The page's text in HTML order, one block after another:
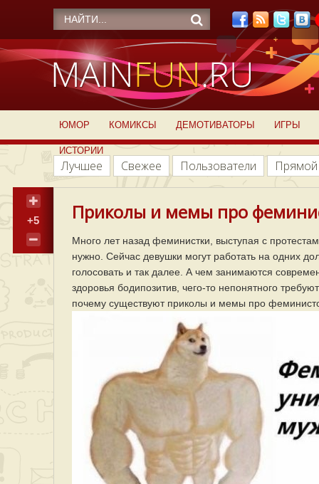
ЮМОР КОМИКСЫ ДЕМОТИВАТОРЫ ИГРЫ
ИСТОРИИ
Лучшее Свежее Пользователи
+5 Приколы и мемы про
Много лет назад феминистки, выступая с
нужно. Сейчас девушки могут работать на одних
голосовать и так далее. А чем занимаются
здоровья бодипозитив, чего-то непонятного
почему существуют приколы и мемы про